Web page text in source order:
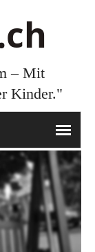
– Mit
Kinder."